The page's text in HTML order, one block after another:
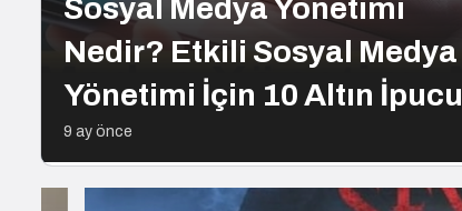
Sosyal Medya Yönetimi
Nedir? Etkili Sosyal Medya
Yönetimi İçin 10 Altın İpucu
9 ay önce